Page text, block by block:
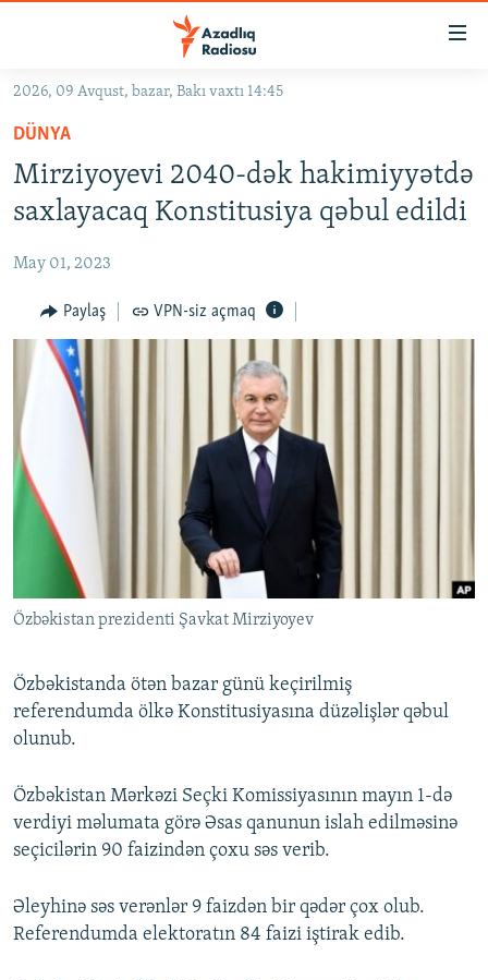
Əsas
qayıt
Əsas
naviqasiyaya
qayıt
KORRUPSIOMETR
#ƏSLINDƏ
FƏRQƏ BAX
QANUNI DOĞRU
ARAŞDIRMA
MULTIMEDIA
FOTOQALEREYA
İNFOQRAFIKA
KARIKATURA
RADIO ARXIV
OXU ZALI
AZƏRBAYCAN ƏDƏBIYYATI KITABXANASI
İSLAM VƏ DEMOKRATIYA
İZ - MƏDƏNIYYƏT PROQRAMI
HAQQIMIZDA
MISSIYAMIZ
PEŞƏ ETIKASI VƏ JURNALISTIKA STANDARTLARIMIZ
MATERIALLARIMIZDAN ISTIFADƏ
AZADLIQRADIOSU MOBIL TELEFONUNUZDA
XƏBƏR BÜLLETENLƏRIMIZ
BIZI IZLƏ
RFE/RL-in bütün saytları
2026, 09 Avqust, bazar, Bakı vaxtı 14:45
DÜNYA
Mirziyoyevi 2040-dək hakimiyyətdə
saxlayacaq Konstitusiya qəbul edildi
May 01, 2023
Paylaş VPN-siz açmaq
Özbəkistan prezidenti Şavkat Mirziyoyev
Özbəkistanda ötən bazar günü keçirilmiş
referendumda ölkə Konstitusiyasına düzəlişlər qəbul
olunub.
Özbəkistan Mərkəzi Seçki Komissiyasının mayın 1-də
verdiyi məlumata görə Əsas qanunun islah edilməsinə
seçicilərin 90 faizindən çoxu səs verib.
Əleyhinə səs verənlər 9 faizdən bir qədər çox olub.
Referendumda elektoratın 84 faizi iştirak edib.